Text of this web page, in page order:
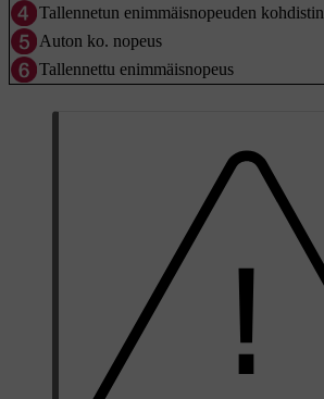
Tallennetun enimmäisnopeuden kohdistin
Auton ko. nopeus
Tallennettu enimmäisnopeus